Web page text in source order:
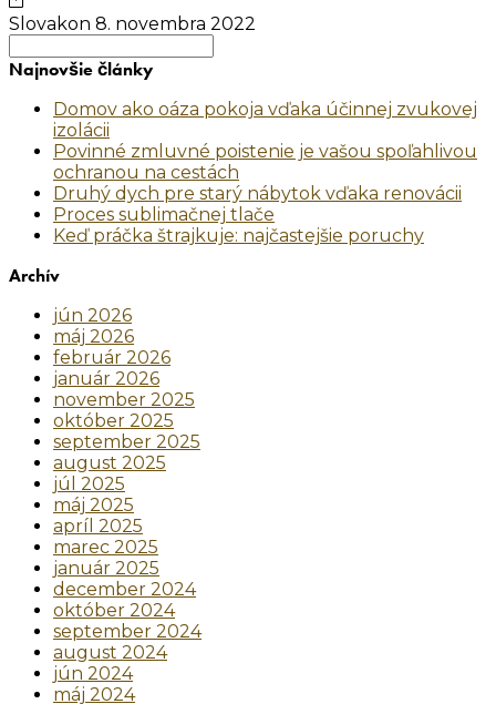
Slovakon 8. novembra 2022
for:
Najnovšie články
Domov ako oáza pokoja vďaka účinnej zvukovej
izolácii
Povinné zmluvné poistenie je vašou spoľahlivou
ochranou na cestách
Druhý dych pre starý nábytok vďaka renovácii
Proces sublimačnej tlače
Keď práčka štrajkuje: najčastejšie poruchy
Archív
jún 2026
máj 2026
február 2026
január 2026
november 2025
október 2025
september 2025
august 2025
júl 2025
máj 2025
apríl 2025
marec 2025
január 2025
december 2024
október 2024
september 2024
august 2024
jún 2024
máj 2024